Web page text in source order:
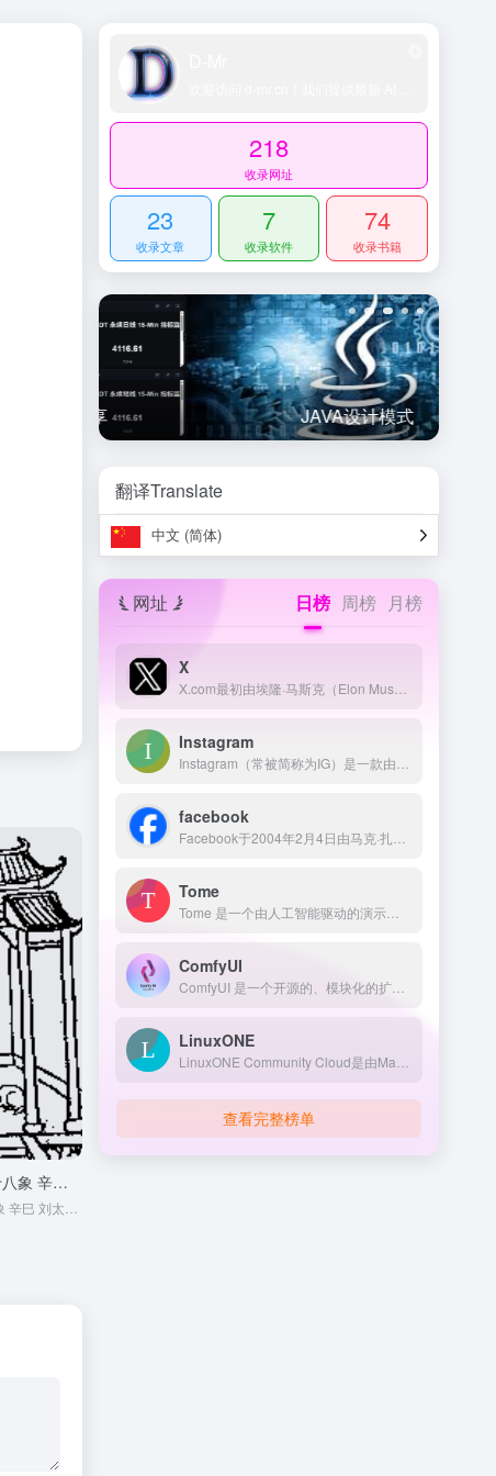
金圣叹注解推背图 第十八象 辛巳 刘太后主政
金圣叹注解推背图 第十八象 辛巳 刘太后主政
218
收录网址
23
收录文章
7
收录软件
74
收录书籍
JAVA设计模式
翻译Translate
中文 (简体)
网址 日榜 周榜 月榜
X
Instagram
facebook
Tome
ComfyUI
LinuxONE
查看完整榜单